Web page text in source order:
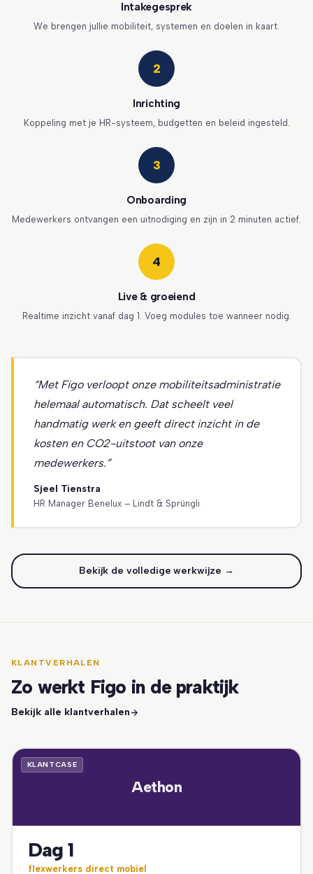
Intakegesprek
We brengen jullie mobiliteit, systemen en doelen in kaart.
2
Inrichting
Koppeling met je HR-systeem, budgetten en beleid ingesteld.
3
Onboarding
Medewerkers ontvangen een uitnodiging en zijn in 2 minuten actief.
4
Live & groeiend
Realtime inzicht vanaf dag 1. Voeg modules toe wanneer nodig.
“Met Figo verloopt onze mobiliteitsadministratie
helemaal automatisch. Dat scheelt veel
handmatig werk en geeft direct inzicht in de
kosten en CO2-uitstoot van onze
medewerkers.”
Sjeel Tienstra
HR Manager Benelux – Lindt & Sprüngli
Bekijk de volledige werkwijze →
KLANTVERHALEN
Zo werkt Figo in de praktijk
Bekijk alle klantverhalen
KLANTCASE
Aethon
Dag 1
flexwerkers direct mobiel